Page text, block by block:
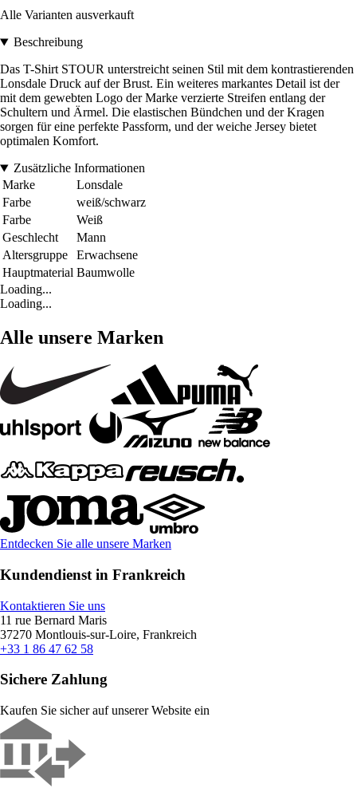
Alle Varianten ausverkauft
Beschreibung
Das T-Shirt STOUR unterstreicht seinen Stil mit dem kontrastierenden
Lonsdale Druck auf der Brust. Ein weiteres markantes Detail ist der
mit dem gewebten Logo der Marke verzierte Streifen entlang der
Schultern und Ärmel. Die elastischen Bündchen und der Kragen
sorgen für eine perfekte Passform, und der weiche Jersey bietet
optimalen Komfort.
Zusätzliche Informationen
Marke
Lonsdale
Farbe
weiß/schwarz
Farbe
Weiß
Geschlecht
Mann
Altersgruppe
Erwachsene
Hauptmaterial Baumwolle
Loading...
Loading...
Alle unsere Marken
Entdecken Sie alle unsere Marken
Kundendienst in Frankreich
Kontaktieren Sie uns
11 rue Bernard Maris
37270 Montlouis-sur-Loire, Frankreich
+33 1 86 47 62 58
Sichere Zahlung
Kaufen Sie sicher auf unserer Website ein